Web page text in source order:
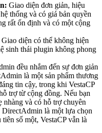
Giao diện đơn giản, hiệu
thống và có giá bản quyền
rất ổn định và có một cộng
Giao diện có thể không hiện
sinh thái plugin không phong
đều nhắm đến sự đơn giản
là một sản phẩm thương
tin cậy, trong khi VestaCP
trợ từ cộng đồng. Nếu bạn
nhàng và có hỗ trợ chuyên
là một lựa chọn
số một, VestaCP vẫn là